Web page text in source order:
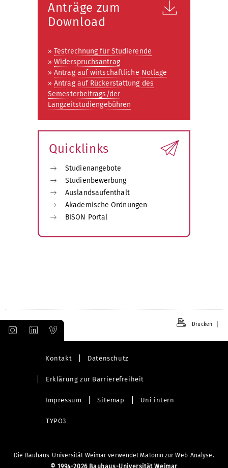
Anträge zum
Download
» Testrechnung für Studierende
» Widerspruchsantrag
» Antrag auf wirtschaftliche Notlage
» Antrag auf Rückerstattung des
Semesterbeitrags/der
Langzeitstudiengebühren
Quicklinks
Studienangebote
Studienbewerbung
Auslandsaufenthalt
Akademische Ordnungen
BISON Portal
Drucken
Kontakt Datenschutz
Erklärung zur Barrierefreiheit
Impressum Sitemap Uni intern
TYPO3
Die Bauhaus-Universität Weimar verwendet Matomo zur Web-Analyse.
© 1994-2026 Bauhaus-Universität Weimar